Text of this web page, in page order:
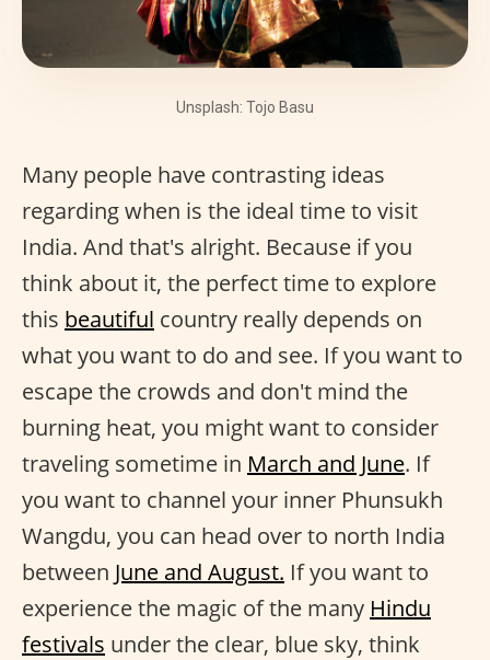
Unsplash: Tojo Basu
Many people have contrasting ideas
regarding when is the ideal time to visit
India. And that's alright. Because if you
think about it, the perfect time to explore
this beautiful country really depends on
what you want to do and see. If you want to
escape the crowds and don't mind the
burning heat, you might want to consider
traveling sometime in March and June. If
you want to channel your inner Phunsukh
Wangdu, you can head over to north India
between June and August. If you want to
experience the magic of the many Hindu
festivals under the clear, blue sky, think